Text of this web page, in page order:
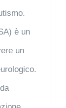
è un
un